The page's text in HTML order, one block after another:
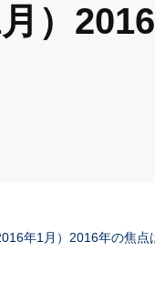
）
年1月）2016年の焦点